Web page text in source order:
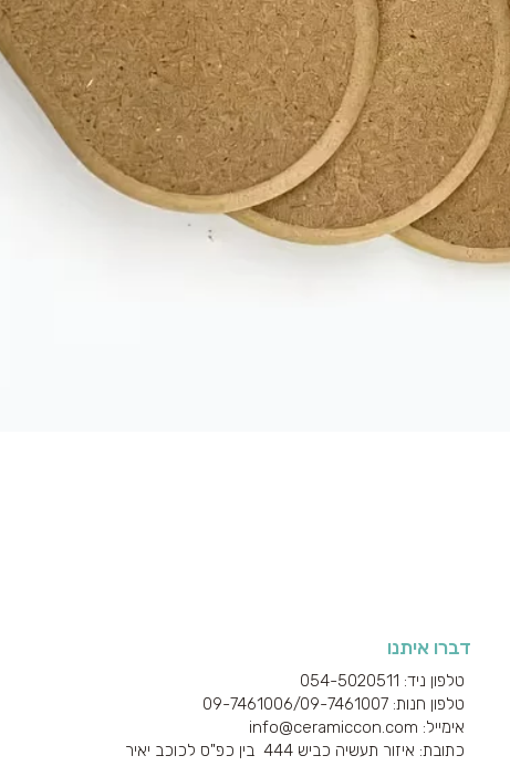
דברו איתנו
טלפון ניד: 054-5020511
טלפון חנות: 09-7461006/09-7461007
אימייל: info@ceramiccon.com
כתובת: איזור תעשיה כביש 444 בין כפ"ס לכוכב יאיר